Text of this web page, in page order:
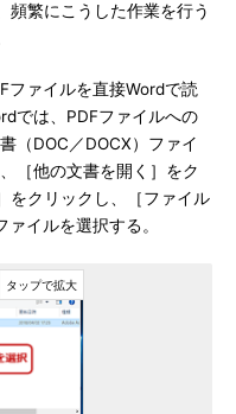
頻繁にこうした作業を行う
ァイルを直接Wordで読
では、PDFファイルへの
（DOC／DOCX）ファイ
［他の文書を開く］をク
をクリックし、［ファイル
イルを選択する。